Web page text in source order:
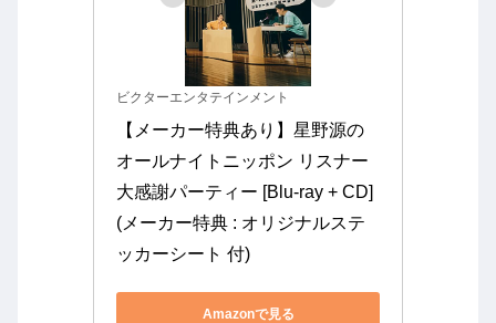
ビクターエンタテインメント
【メーカー特典あり】星野源の
オールナイトニッポン リスナー
大感謝パーティー [Blu-ray + CD]
(メーカー特典 : オリジナルステ
ッカーシート 付)
Amazonで見る